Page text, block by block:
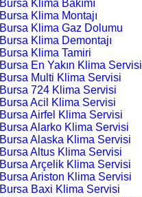
Bursa Klima Bakımı
Bursa Klima Montajı
Bursa Klima Gaz Dolumu
Bursa Klima Demontajı
Bursa Klima Tamiri
Bursa En Yakın Klima Servisi
Bursa Multi Klima Servisi
Bursa 724 Klima Servisi
Bursa Acil Klima Servisi
Bursa Airfel Klima Servisi
Bursa Alarko Klima Servisi
Bursa Alaska Klima Servisi
Bursa Altus Klima Servisi
Bursa Arçelik Klima Servisi
Bursa Ariston Klima Servisi
Bursa Baxi Klima Servisi